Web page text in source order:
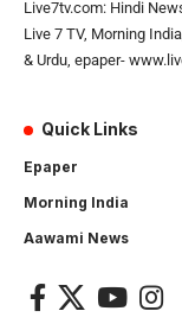
Live7tv.com: Hindi
Live 7 TV, Morning
& Urdu, epaper-
Quick Links
Epaper
Morning India
Aawami News